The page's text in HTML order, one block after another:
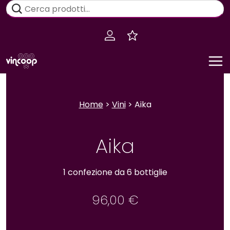
Salta
Cerca:
Home> Vini> Aika
Aika
1 confezione da 6 bottiglie
96,00 €